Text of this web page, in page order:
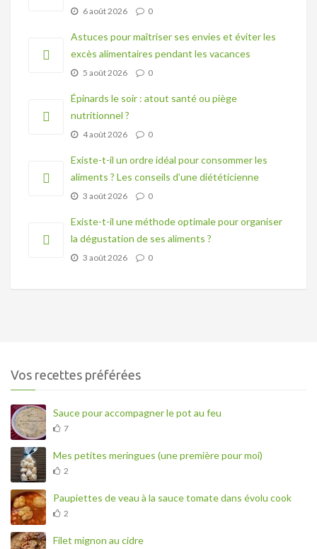
6 août 2026 0
Astuces pour maîtriser ses envies et éviter les
excès alimentaires pendant les vacances
5 août 2026 0
Épinards le soir : atout santé ou piège
nutritionnel ?
4 août 2026 0
Existe-t-il un ordre idéal pour consommer les
aliments ? Les conseils d’une diététicienne
3 août 2026 0
Existe-t-il une méthode optimale pour organiser
la dégustation de ses aliments ?
3 août 2026 0
Vos recettes préférées
Sauce pour accompagner le pot au feu
7
Mes petites meringues (une première pour moi)
2
Paupiettes de veau à la sauce tomate dans évolu cook
2
Filet mignon au cidre